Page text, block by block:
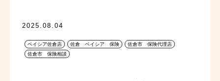
2025.08.04
ベイシア佐倉店 佐倉 ベイシア 保険
佐倉市 保険代理店
佐倉市 保険相談